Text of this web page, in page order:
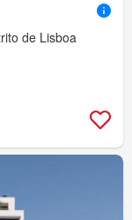
de Lisboa